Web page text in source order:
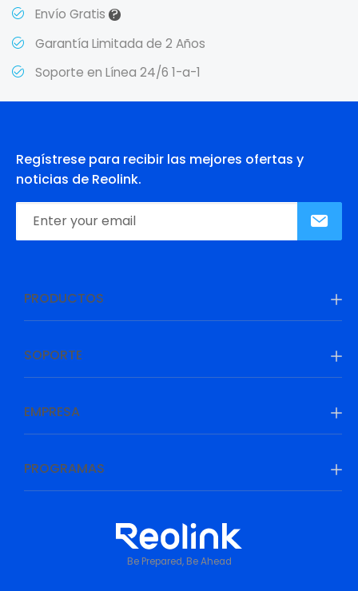
Envío Gratis ?
Garantía Limitada de 2 Años
Soporte en Línea 24/6 1-a-1
Regístrese para recibir las mejores ofertas y
noticias de Reolink.
PRODUCTOS
SOPORTE
EMPRESA
PROGRAMAS
Be Prepared, Be Ahead